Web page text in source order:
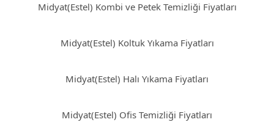
Midyat(Estel) Kombi ve Petek Temizliği Fiyatları
Midyat(Estel) Koltuk Yıkama Fiyatları
Midyat(Estel) Halı Yıkama Fiyatları
Midyat(Estel) Ofis Temizliği Fiyatları